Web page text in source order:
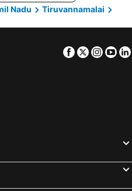
Nadu
Tiruvannamalai
Facebook
Twitter